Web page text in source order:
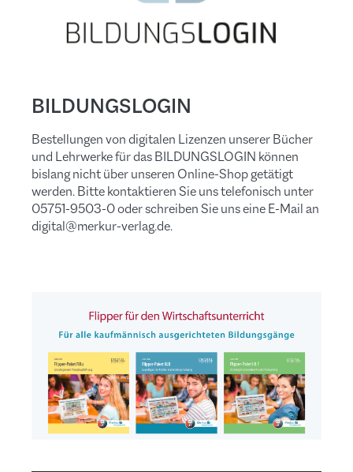
BILDUNGSLOGIN
Bestellungen von digitalen Lizenzen unserer Bücher
und Lehrwerke für das BILDUNGSLOGIN können
bislang nicht über unseren Online-Shop getätigt
werden. Bitte kontaktieren Sie uns telefonisch unter
05751-9503-0 oder schreiben Sie uns eine E-Mail an
digital@merkur-verlag.de.